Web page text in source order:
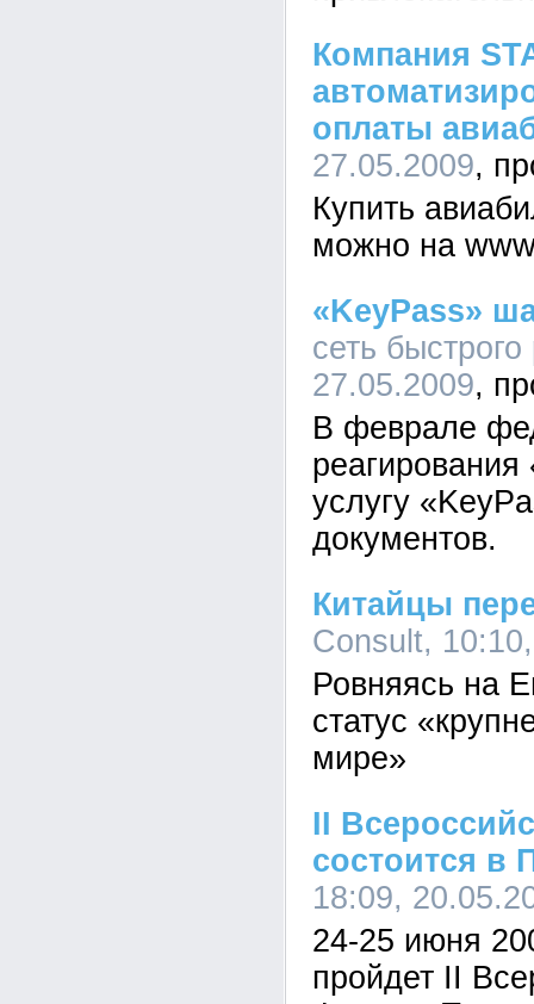
Компания
оплаты
27.05.2009
Купить
можно на
«KeyPass»
сеть
27.05.2009
В феврале
услугу
документов.
Китайцы
Consult,
Ровняясь на
статус
мире»
II
состоится в
18:09,
24-25 июня
пройдет II